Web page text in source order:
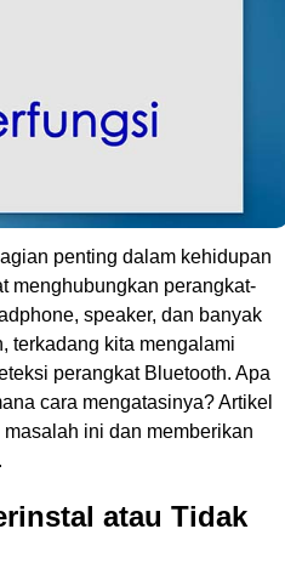
penting dalam kehidupan
menghubungkan perangkat-
speaker, dan banyak
terkadang kita mengalami
perangkat Bluetooth. Apa
cara mengatasinya? Artikel
ini dan memberikan
atau Tidak